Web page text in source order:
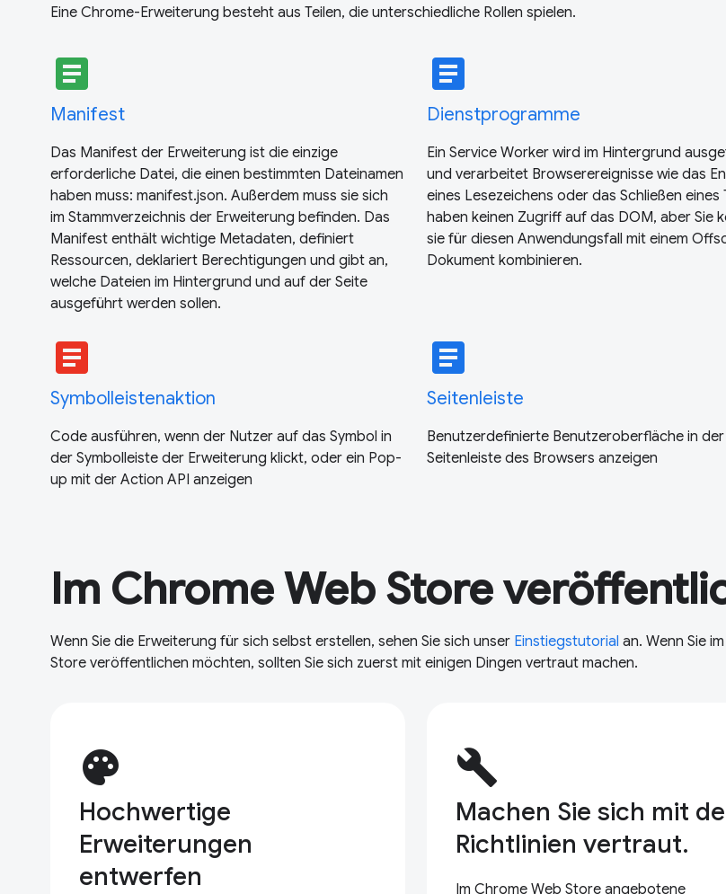
Eine Chrome-Erweiterung besteht aus Teilen, die unterschiedliche Rollen spielen.
article
Manifest
Das Manifest der Erweiterung ist die einzige
erforderliche Datei, die einen bestimmten Dateinamen
haben muss: manifest.json. Außerdem muss sie sich
im Stammverzeichnis der Erweiterung befinden. Das
Manifest enthält wichtige Metadaten, definiert
Ressourcen, deklariert Berechtigungen und gibt an,
welche Dateien im Hintergrund und auf der Seite
ausgeführt werden sollen.
article
Dienstprogramme
Ein Service Worker wird im Hintergrund
und verarbeitet Browserereignisse wie das
eines Lesezeichens oder das Schließen eines
haben keinen Zugriff auf das DOM, aber Sie
sie für diesen Anwendungsfall mit einem
Dokument kombinieren.
article
Symbolleistenaktion
Code ausführen, wenn der Nutzer auf das Symbol in
der Symbolleiste der Erweiterung klickt, oder ein Pop-
up mit der Action API anzeigen
article
Seitenleiste
Benutzerdefinierte Benutzeroberfläche in der
Seitenleiste des Browsers anzeigen
Im Chrome Web Store
Wenn Sie die Erweiterung für sich selbst erstellen, sehen Sie sich unser Einstiegstutorial an. Wenn Sie
Store veröffentlichen möchten, sollten Sie sich zuerst mit einigen Dingen vertraut machen.
palette
Hochwertige
Erweiterungen
entwerfen
build
Machen Sie sich mit
Richtlinien vertraut.
Im Chrome Web Store angebotene